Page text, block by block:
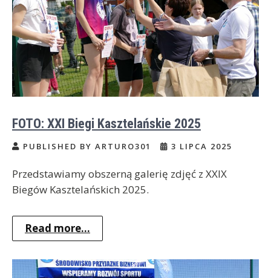
FOTO: XXI Biegi Kasztelańskie 2025
PUBLISHED BY ARTURO301 3 LIPCA 2025
Przedstawiamy obszerną galerię zdjęć z XXIX
Biegów Kasztelańskich 2025.
Read more...